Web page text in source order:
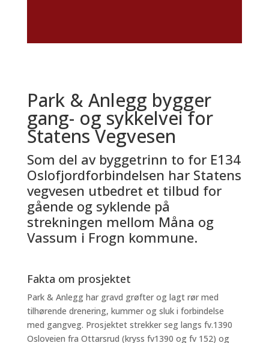
Park & Anlegg bygger
gang- og sykkelvei for
Statens Vegvesen
Som del av byggetrinn to for E134
Oslofjordforbindelsen har Statens
vegvesen utbedret et tilbud for
gående og syklende på
strekningen mellom Måna og
Vassum i Frogn kommune.
Fakta om prosjektet
Park & Anlegg har gravd grøfter og lagt rør med
tilhørende drenering, kummer og sluk i forbindelse
med gangveg. Prosjektet strekker seg langs fv.1390
Osloveien fra Ottarsrud (kryss fv1390 og fv 152) og